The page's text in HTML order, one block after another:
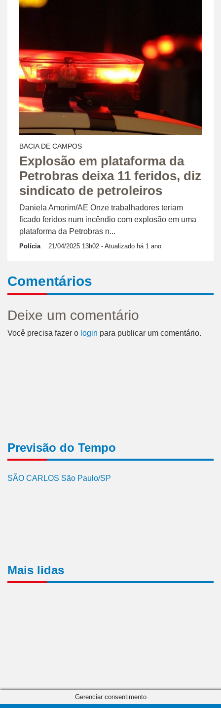
BACIA DE CAMPOS
Explosão em plataforma da
Petrobras deixa 11 feridos, diz
sindicato de petroleiros
Daniela Amorim/AE Onze trabalhadores teriam
ficado feridos num incêndio com explosão em uma
plataforma da Petrobras n...
Polícia 21/04/2025 13h02 - Atualizado há 1 ano
Comentários
Deixe um comentário
Você precisa fazer o login para publicar um comentário.
Previsão do Tempo
SÃO CARLOS São Paulo/SP
Mais lidas
Gerenciar consentimento